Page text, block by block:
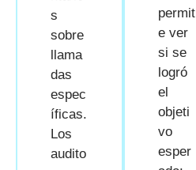
s
sobre
llama
das
espec
íficas.
Los
audito
permit
e ver
si se
logró
el
objeti
vo
esper